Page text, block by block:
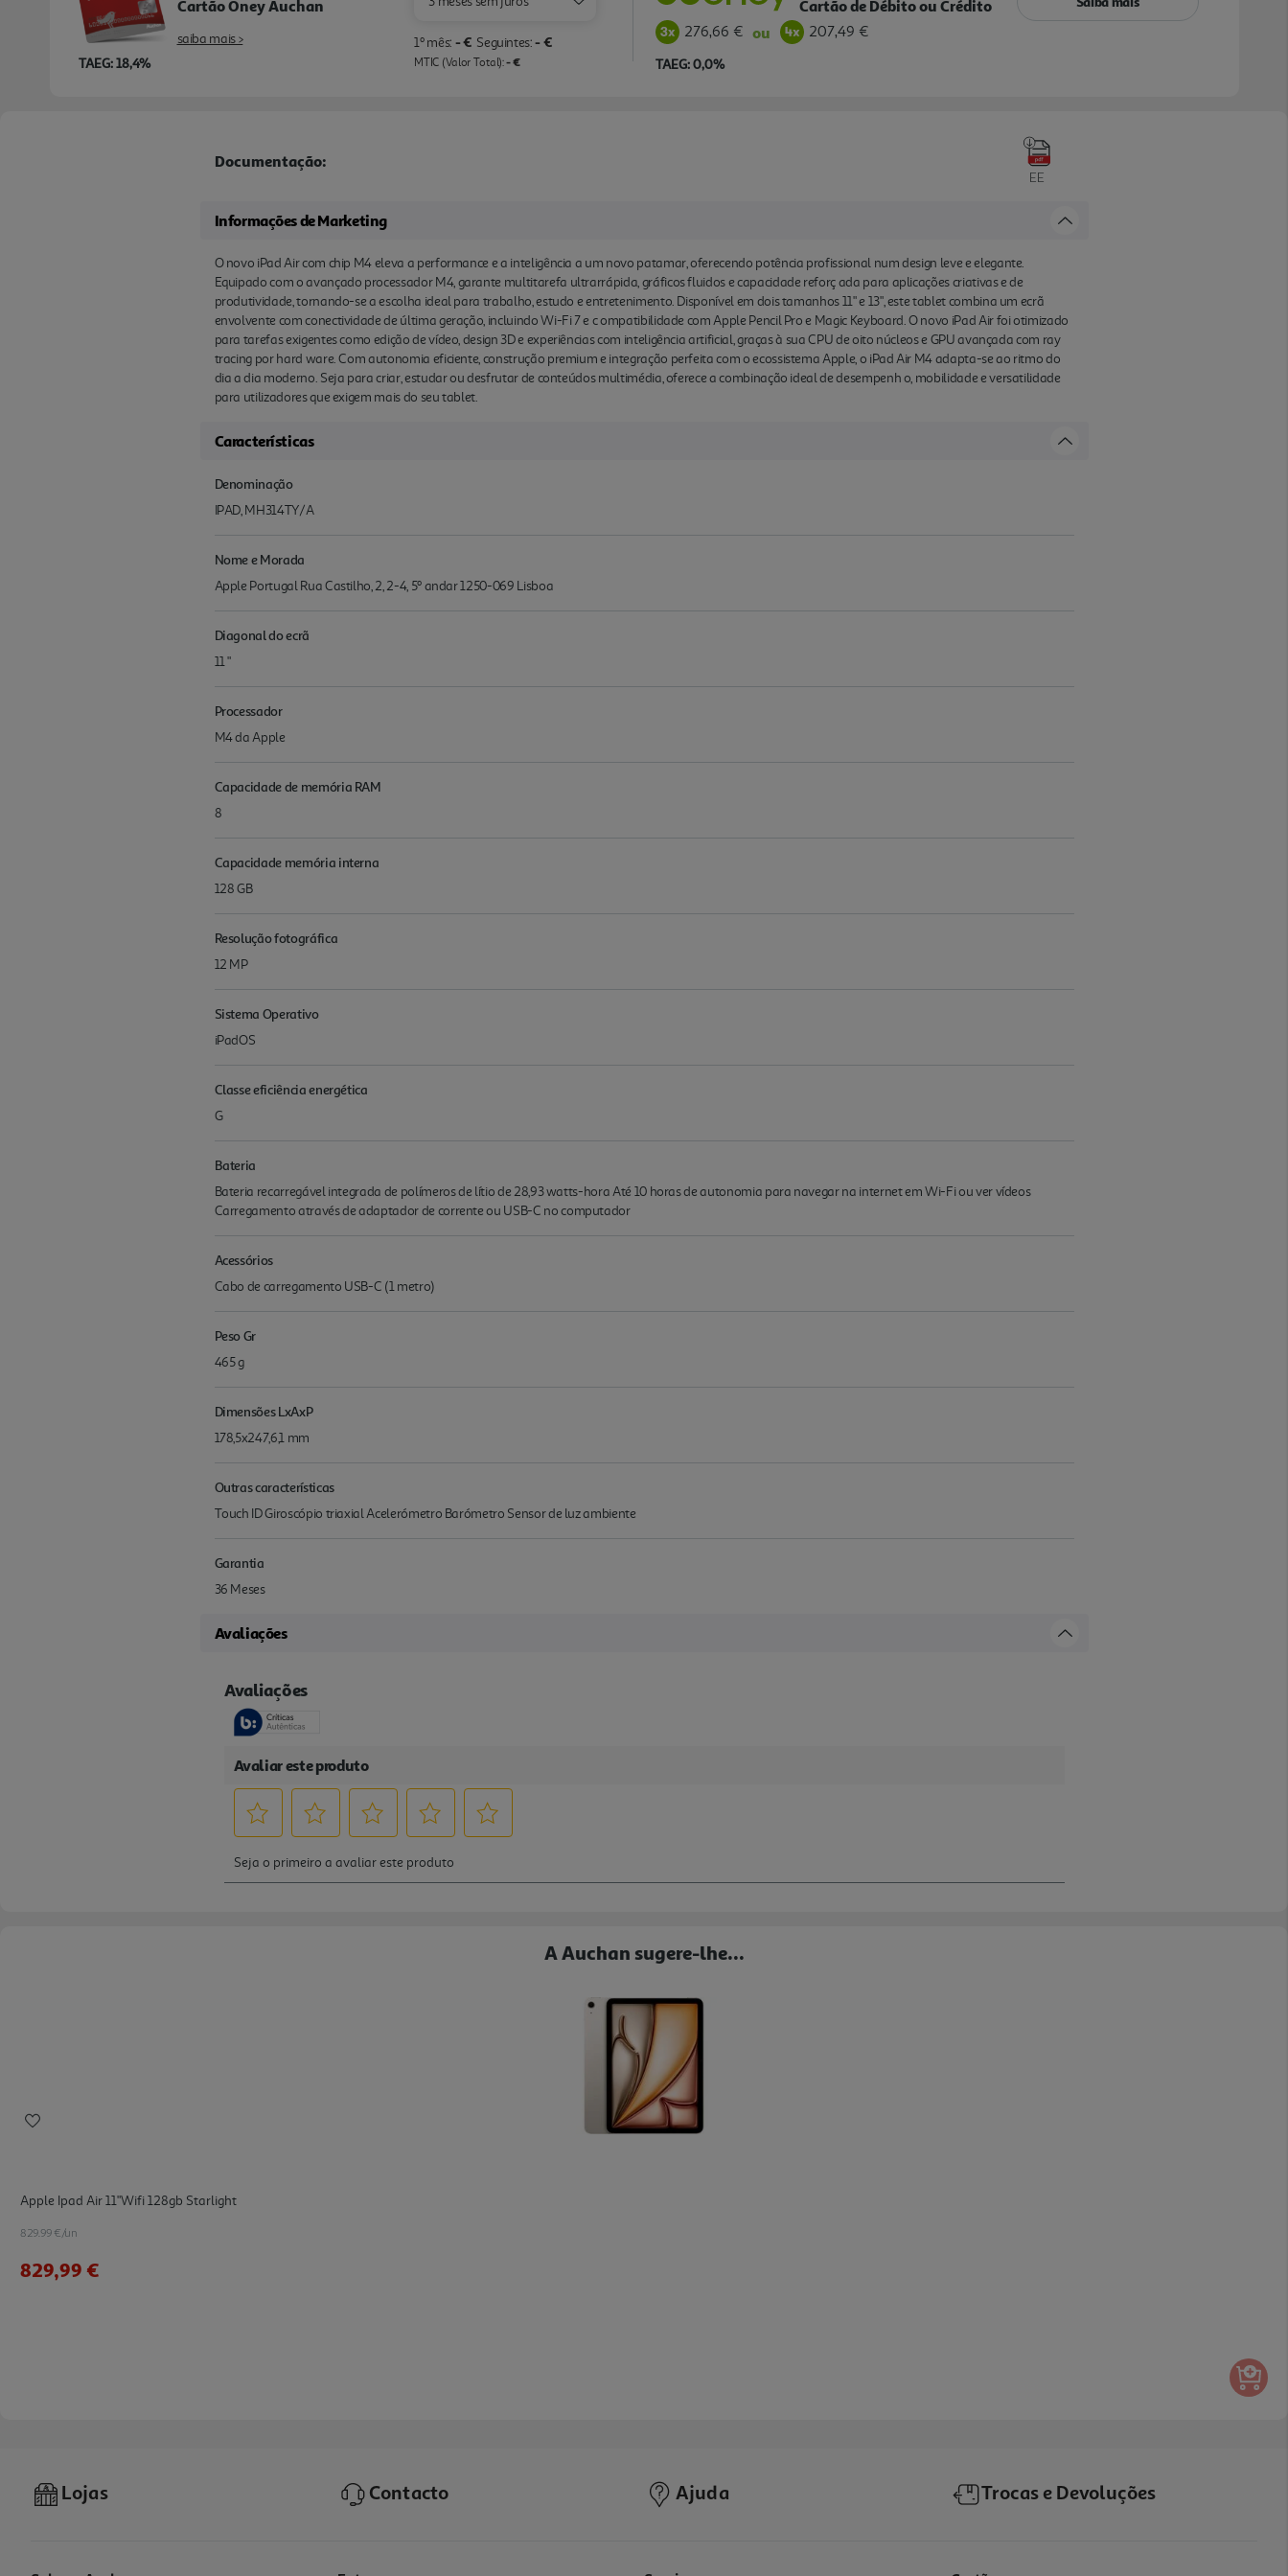
TAEG: 18,4%
Cartão Oney Auchan
saiba mais > 1º mês: - € Seguintes:- €
MTIC (Valor Total):- €
Cartão de Débito ou Crédito
276,66 € ou 207,49 €
TAEG: 0,0%
Documentação:
EE
Informações de Marketing
O novo iPad Air com chip M4 eleva a performance e a inteligência a um novo patamar, oferecendo potência profissional num design leve e elegante.
Equipado com o avançado processador M4, garante multitarefa ultrarrápida, gráficos fluidos e capacidade reforç ada para aplicações criativas e de
produtividade, tornando-se a escolha ideal para trabalho, estudo e entretenimento. Disponível em dois tamanhos 11" e 13", este tablet combina um ecrã
envolvente com conectividade de última geração, incluindo Wi-Fi 7 e c ompatibilidade com Apple Pencil Pro e Magic Keyboard. O novo iPad Air foi otimizado
para tarefas exigentes como edição de vídeo, design 3D e experiências com inteligência artificial, graças à sua CPU de oito núcleos e GPU avançada com ray
tracing por hard ware. Com autonomia eficiente, construção premium e integração perfeita com o ecossistema Apple, o iPad Air M4 adapta-se ao ritmo do
dia a dia moderno. Seja para criar, estudar ou desfrutar de conteúdos multimédia, oferece a combinação ideal de desempenh o, mobilidade e versatilidade
para utilizadores que exigem mais do seu tablet.
Características
Denominação
IPAD, MH314TY/A
Nome e Morada
Apple Portugal Rua Castilho, 2, 2-4, 5º andar 1250-069 Lisboa
Diagonal do ecrã
11 "
Processador
M4 da Apple
Capacidade de memória RAM
8
Capacidade memória interna
128 GB
Resolução fotográfica
12 MP
Sistema Operativo
iPadOS
Classe eficiência energética
G
Bateria
Bateria recarregável integrada de polímeros de lítio de 28,93 watts-hora Até 10 horas de autonomia para navegar na internet em Wi-Fi ou ver vídeos
Carrega­mento através de adaptador de corrente ou USB-C no computador
Acessórios
Cabo de carregamento USB-C (1 metro)
Peso Gr
465 g
Dimensões LxAxP
178,5x247,6,1 mm
Outras características
Touch ID Giroscópio triaxial Acelerómetro Barómetro Sensor de luz ambiente
Garantia
36 Meses
Avaliações
A Auchan sugere-lhe...
Apple Ipad Air 11"wifi 128gb Starlight
829.99 €/un
829,99 €
Lojas Contacto Ajuda Trocas e Devoluções